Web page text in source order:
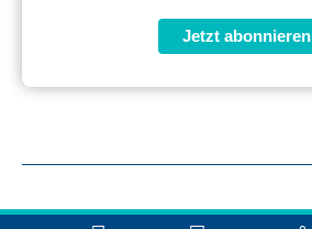
Jetzt abonnieren